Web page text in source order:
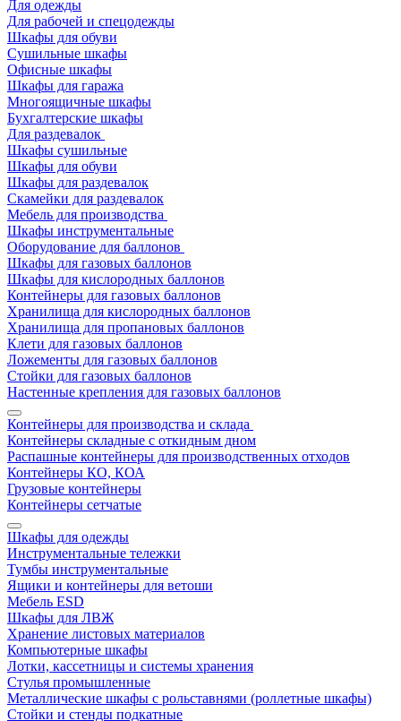
Для одежды
Для рабочей и спецодежды
Шкафы для обуви
Сушильные шкафы
Офисные шкафы
Шкафы для гаража
Многоящичные шкафы
Бухгалтерские шкафы
Для раздевалок
Шкафы сушильные
Шкафы для обуви
Шкафы для раздевалок
Скамейки для раздевалок
Мебель для производства
Шкафы инструментальные
Оборудование для баллонов
Шкафы для газовых баллонов
Шкафы для кислородных баллонов
Контейнеры для газовых баллонов
Хранилища для кислородных баллонов
Хранилища для пропановых баллонов
Клети для газовых баллонов
Ложементы для газовых баллонов
Стойки для газовых баллонов
Настенные крепления для газовых баллонов
Контейнеры для производства и склада
Контейнеры складные с откидным дном
Распашные контейнеры для производственных отходов
Контейнеры КО, КОА
Грузовые контейнеры
Контейнеры сетчатые
Шкафы для одежды
Инструментальные тележки
Тумбы инструментальные
Ящики и контейнеры для ветоши
Мебель ESD
Шкафы для ЛВЖ
Хранение листовых материалов
Компьютерные шкафы
Лотки, кассетницы и системы хранения
Стулья промышленные
Металлические шкафы с рольставнями (роллетные шкафы)
Стойки и стенды подкатные